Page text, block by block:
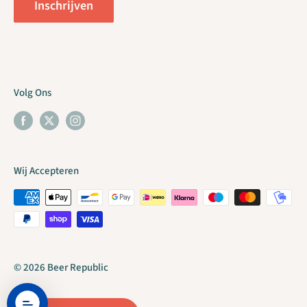
Inschrijven
Volg Ons
Wij Accepteren
© 2026 Beer Republic